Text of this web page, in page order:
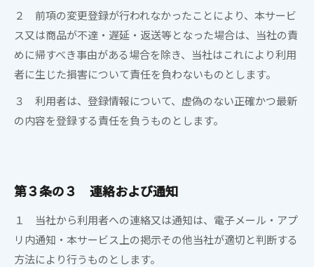
２ 前項の変更登録が行われなかったことにより、本サービ
ス又は商品が不達・遅延・返送等となった場合は、当社の責
めに帰すべき事由がある場合を除き、当社はこれにより利用
者に生じた損害について責任を負わないものとします。
３ 利用者は、登録情報について、虚偽のない正確かつ最新
の内容を登録する責任を負うものとします。
第３条の３ 連絡および通知
１ 当社から利用者への連絡又は通知は、電子メール・アプ
リ内通知・本サービス上の掲示その他当社が適切と判断する
方法により行うものとします。